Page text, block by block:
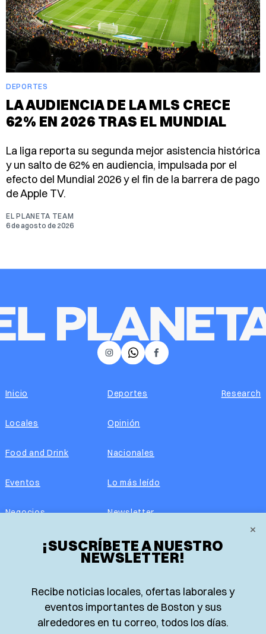
DEPORTES
LA AUDIENCIA DE LA MLS CRECE
62% EN 2026 TRAS EL MUNDIAL
La liga reporta su segunda mejor asistencia histórica
y un salto de 62% en audiencia, impulsada por el
efecto del Mundial 2026 y el fin de la barrera de pago
de Apple TV.
EL PLANETA TEAM
6 de agosto de 2026
×
¡SUSCRÍBETE A NUESTRO
NEWSLETTER!
Recibe noticias locales, ofertas laborales y
eventos importantes de Boston y sus
alrededores en tu correo, todos los días.
𝕏 Facebook
Instagram
Inicio
Locales
Food and Drink
Eventos
Negocios
Real Estate
Guía de Recursos
Deportes
Opinión
Nacionales
Lo más leído
Newsletter
Edición impresa
Advertise with us
Research